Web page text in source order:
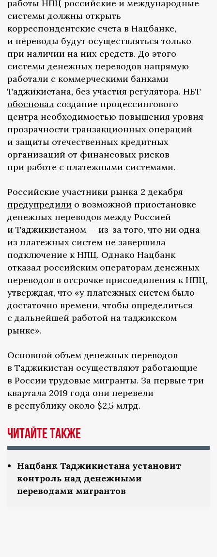
работы НПЦ российские и международные
системы должны открыть
корреспондентские счета в Нацбанке,
и переводы будут осуществляться только
при наличии на них средств. До этого
системы денежных переводов напрямую
работали с коммерческими банками
Таджикистана, без участия регулятора. НБТ
обосновал создание процессингового
центра необходимостью повышения уровня
прозрачности транзакционных операций
и защиты отечественных кредитных
организаций от финансовых рисков
при работе с платежными системами.
Российские участники рынка 2 декабря
предупредили о возможной приостановке
денежных переводов между Россией
и Таджикистаном — из-за того, что ни одна
из платежных систем не завершила
подключение к НПЦ. Однако Нацбанк
отказал российским операторам денежных
переводов в отсрочке присоединения к НПЦ,
утверждая, что «у платежных систем было
достаточно времени, чтобы определиться
с дальнейшей работой на таджикском
рынке».
Основной объем денежных переводов
в Таджикистан осуществляют работающие
в России трудовые мигранты. За первые три
квартала 2019 года они перевели
в республику около $2,5 млрд.
Читайте также
Нацбанк Таджикистана установит
контроль над денежными
переводами мигрантов